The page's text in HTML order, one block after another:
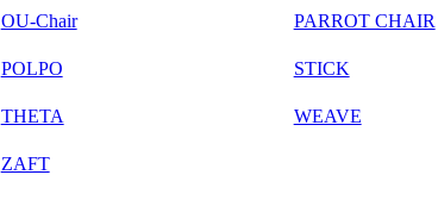
OU-Chair PARROT CHAIR
POLPO STICK
THETA WEAVE
ZAFT